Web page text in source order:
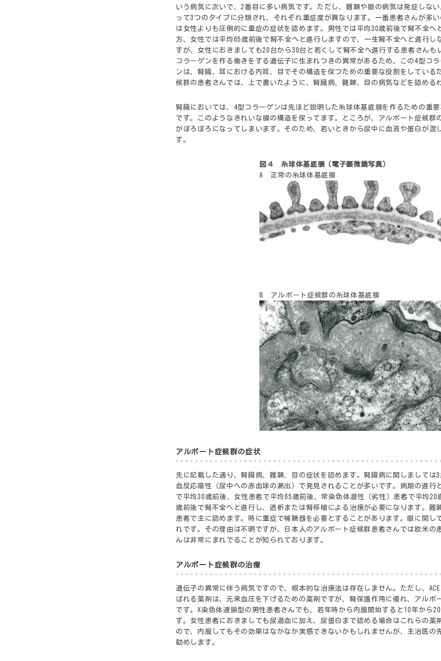
いう病気に次いで、2番目に多い病気です。ただし、難聴や眼の病気は発症しな
って3つのタイプに分類され、それぞれ重症度が異なります。一番患者さんが多
は女性よりも圧倒的に重症の症状を認めます。男性では平均30歳前後で腎不全
方、女性では平均65歳前後で腎不全へと進行しますので、一生腎不全へと進行
すが、女性におきましても20台から30台と若くして腎不全へ進行する患者さん
コラーゲンを作る働きをする遺伝子に生まれつきの異常があるため、この4型コ
ンは、腎臓、耳における内耳、目でその構造を保つための重要な役割をしている
候群の患者さんでは、上で書いたように、腎臓病、難聴、目の病気などを認める
腎臓においては、4型コラーゲンは先ほど説明した糸球体基底膜を作るための重
です。このようなきれいな膜の構造を保ってます。ところが、アルポート症候群
がぼろぼろになってしまいます。そのため、若いときから尿中に血液や蛋白が混
す。
図４ 糸球体基底膜（電子顕微鏡写真）
A 正常の糸球体基底膜
B アルポート症候群の糸球体基底膜
アルポート症候群の症状
先に記載した通り、腎臓病、難聴、目の症状を認めます。腎臓病に関しましては
血反応陽性（尿中への赤血球の漏出）で発見されることが多いです。病期の進行
で平均30歳前後、女性患者で平均65歳前後、常染色体潜性（劣性）患者で平均
歳前後で腎不全へと進行し、透析または腎移植による治療が必要になります。難
患者で主に認めます。時に重症で補聴器を必要とすることがあります。眼に関
れです。その理由は不明ですが、日本人のアルポート症候群患者さんでは欧米の
んは非常にまれでることが知られております。
アルポート症候群の治療
遺伝子の異常に伴う病気ですので、根本的な治療法は存在しません。ただし、
ばれる薬剤は、元来血圧を下げるための薬剤ですが、腎保護作用に優れ、アル
です。X染色体連鎖型の男性患者さんでも、若年時から内服開始すると10年から
す。女性患者におきましても尿潜血に加え、尿蛋白まで認める場合はこれらの
ので、内服してもその効果はなかなか実感できないかもしれませんが、主治医
勧めします。